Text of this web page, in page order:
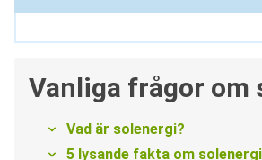
Vanliga frågor om
Vad är solenergi?
5 lysande fakta om solenergi